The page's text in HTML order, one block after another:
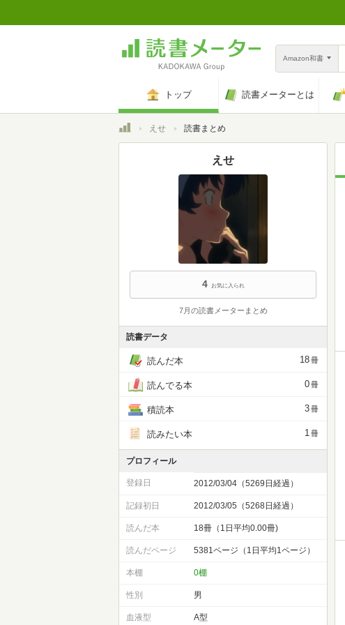
Amazon和書
トップ 読書メーターとは
トップえせ 読書まとめ
えせ
4 お気に入られ
7月の読書メーターまとめ
読書データ
読んだ本 18冊
読んでる本 0冊
積読本 3冊
読みたい本 1冊
プロフィール
登録日 2012/03/04（5269日経過）
記録初日 2012/03/05（5268日経過）
読んだ本 18冊（1日平均0.00冊)
読んだページ 5381ページ（1日平均1ページ）
本棚 0棚
性別 男
血液型 A型